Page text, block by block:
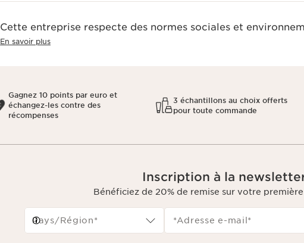
Cette entreprise respecte des normes sociales et
En savoir plus
Gagnez 10 points par euro et
échangez-les contre des
récompenses
3 échantillons au choix offerts
pour toute commande
Inscription à la
Bénéficiez de 20% de remise sur votre
Pays/Région* *Adresse e-mail *